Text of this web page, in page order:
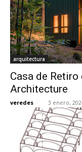
arquitectura
Casa de
Architecture
veredes - 3 enero,